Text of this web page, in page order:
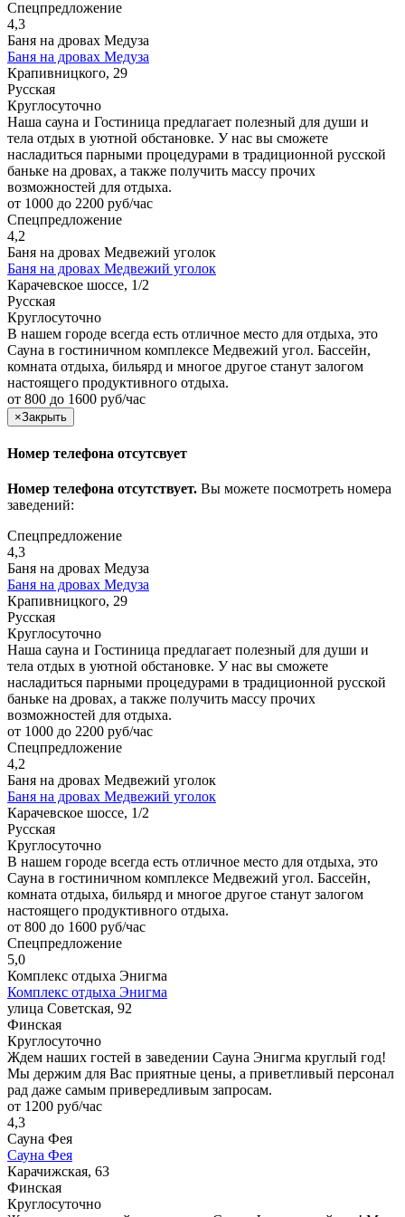
Спецпредложение
4,3
Баня на дровах Медуза
Баня на дровах Медуза
Крапивницкого, 29
Русская
Круглосуточно
Наша сауна и Гостиница предлагает полезный для души и
тела отдых в уютной обстановке. У нас вы сможете
насладиться парными процедурами в традиционной русской
баньке на дровах, а также получить массу прочих
возможностей для отдыха.
от 1000 до 2200 руб/час
Спецпредложение
4,2
Баня на дровах Медвежий уголок
Баня на дровах Медвежий уголок
Карачевское шоссе, 1/2
Русская
Круглосуточно
В нашем городе всегда есть отличное место для отдыха, это
Сауна в гостиничном комплексе Медвежий угол. Бассейн,
комната отдыха, бильярд и многое другое станут залогом
настоящего продуктивного отдыха.
от 800 до 1600 руб/час
×Закрыть
Номер телефона отсутсвует
Номер телефона отсутствует. Вы можете посмотреть номера
заведений:
Спецпредложение
4,3
Баня на дровах Медуза
Баня на дровах Медуза
Крапивницкого, 29
Русская
Круглосуточно
Наша сауна и Гостиница предлагает полезный для души и
тела отдых в уютной обстановке. У нас вы сможете
насладиться парными процедурами в традиционной русской
баньке на дровах, а также получить массу прочих
возможностей для отдыха.
от 1000 до 2200 руб/час
Спецпредложение
4,2
Баня на дровах Медвежий уголок
Баня на дровах Медвежий уголок
Карачевское шоссе, 1/2
Русская
Круглосуточно
В нашем городе всегда есть отличное место для отдыха, это
Сауна в гостиничном комплексе Медвежий угол. Бассейн,
комната отдыха, бильярд и многое другое станут залогом
настоящего продуктивного отдыха.
от 800 до 1600 руб/час
Спецпредложение
5,0
Комплекс отдыха Энигма
Комплекс отдыха Энигма
улица Советская, 92
Финская
Круглосуточно
Ждем наших гостей в заведении Сауна Энигма круглый год!
Мы держим для Вас приятные цены, а приветливый персонал
рад даже самым привередливым запросам.
от 1200 руб/час
4,3
Сауна Фея
Сауна Фея
Карачижская, 63
Финская
Круглосуточно